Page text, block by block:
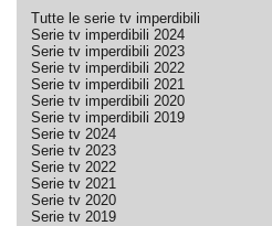
Tutte le serie tv imperdibili
Serie tv imperdibili 2024
Serie tv imperdibili 2023
Serie tv imperdibili 2022
Serie tv imperdibili 2021
Serie tv imperdibili 2020
Serie tv imperdibili 2019
Serie tv 2024
Serie tv 2023
Serie tv 2022
Serie tv 2021
Serie tv 2020
Serie tv 2019